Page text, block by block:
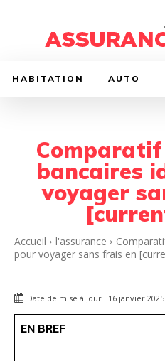
HABITATION AUTO
bancaires
voyager
Accueil l'assurance
pour voyager sans frais en
Date de mise à jour : 16 janvier 2025
EN BREF